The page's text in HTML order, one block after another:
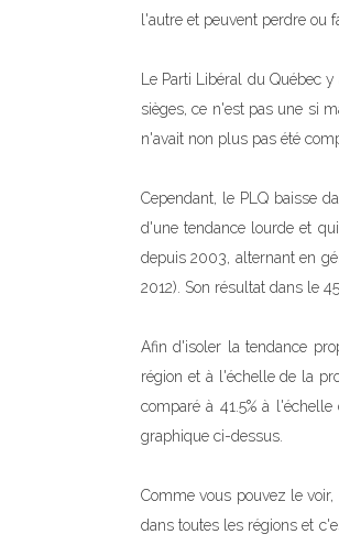
l'autre et peuvent perdre ou
Le Parti Libéral du Québec
sièges, ce n'est pas une si
n'avait non plus pas été
Cependant, le PLQ baisse
d'une tendance lourde et
depuis 2003, alternant en
2012). Son résultat dans le
Afin d'isoler la tendance
région et à l'échelle de la
comparé à 41.5% à
graphique ci-dessus.
Comme vous pouvez le
dans toutes les régions et